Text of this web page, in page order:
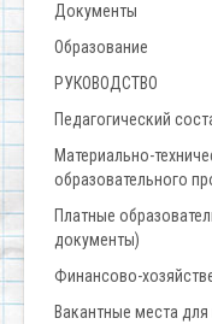
Документы
Образование
РУКОВОДСТВО
Педагогический
Материально-
образовательного
Платные
документы)
Финансово-
Вакантные места